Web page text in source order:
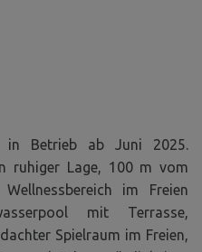
in Betrieb ab Juni 2025.
ruhiger Lage, 100 m vom
im Freien
mit Terrasse,
Spielraum im Freien,